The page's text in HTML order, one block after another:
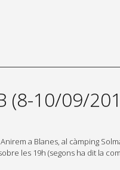
(8-10/09/
a Blanes, al càmping
les 19h (segons ha dit la